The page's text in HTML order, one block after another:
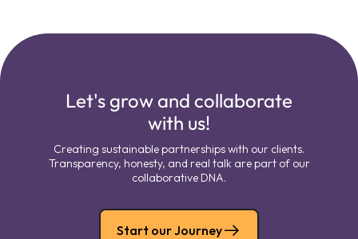
Let's grow and collaborate
with us!
Creating sustainable partnerships with our clients.
Transparency, honesty, and real talk are part of our
collaborative DNA.
Start our Journey